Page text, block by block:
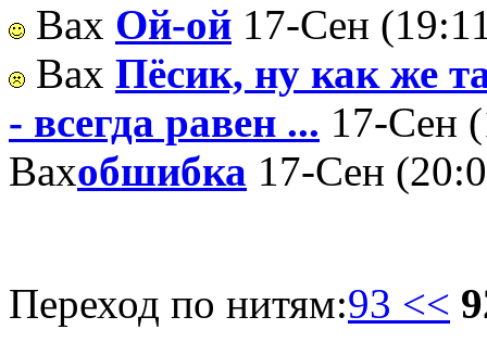
Вах Ой-ой 17-Сен
Вах Пёсик, ну как же
- всегда равен ... 17-Сен
Вахобшибка 17-Сен
Переход по нитям:93 <<